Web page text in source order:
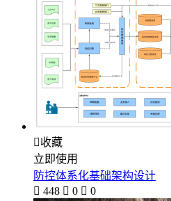
收藏
立即使用
防控体系化基础架构设计
 448  0  0